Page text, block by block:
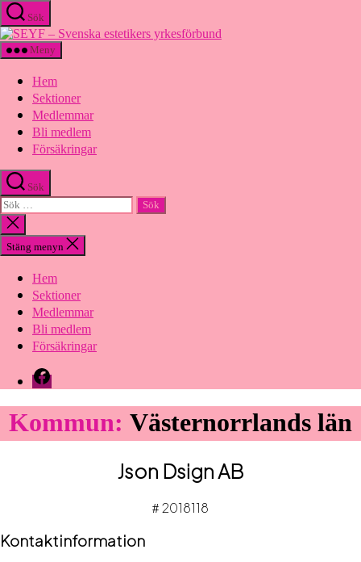
Hoppa
till
innehåll
Sök
Meny
Hem
Sektioner
Medlemmar
Bli medlem
Försäkringar
Sök
Sök
efter:
Stäng
sökningen
Stäng menyn
Hem
Sektioner
Medlemmar
Bli medlem
Försäkringar
Facebook
Kommun: Västernorrlands län
Json Dsign AB
# 2018118
Kontaktinformation